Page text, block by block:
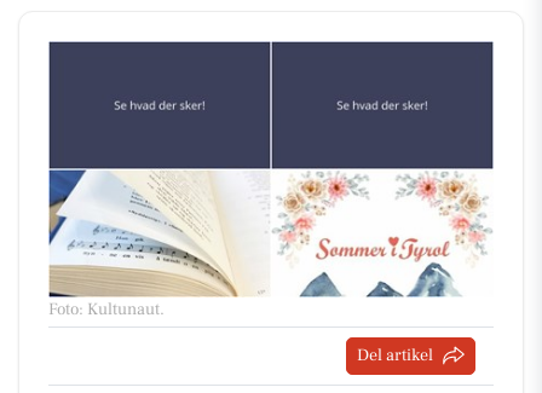
Foto: Kultunaut.
Del artikel